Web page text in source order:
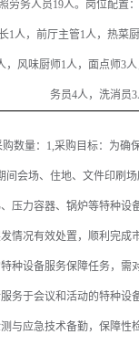
劳务人员19人。岗位配置
1人，前厅主管1人，热菜
，风味厨师1人，面点师3
务员4人，洗消员3
数量： 1,采购目标：为确
间会场、住地、文件印刷
压力容器、锅炉等特种设
情况有效处置，顺利完成
种设备服务保障任务，需
务于会议和活动的特种设
与应急技术备勤，保障性